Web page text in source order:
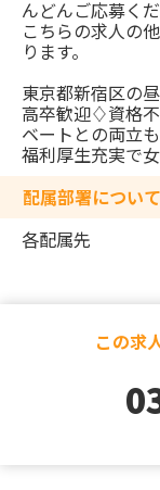
んどんご応募くだ
こちらの求人の
ります。
東京都新宿区の
高卒歓迎♢資格
ベートとの両立
福利厚生充実で
配属部署について
各配属先
この求